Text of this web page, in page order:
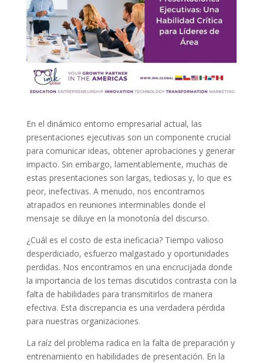
En el dinámico entorno empresarial actual, las
presentaciones ejecutivas son un componente crucial
para comunicar ideas, obtener aprobaciones y generar
impacto. Sin embargo, lamentablemente, muchas de
estas presentaciones son largas, tediosas y, lo que es
peor, inefectivas. A menudo, nos encontramos
atrapados en reuniones interminables donde el
mensaje se diluye en la monotonía del discurso.
¿Cuál es el costo de esta ineficacia? Tiempo valioso
desperdiciado, esfuerzo malgastado y oportunidades
perdidas. Nos encontramos en una encrucijada donde
la importancia de los temas discutidos contrasta con la
falta de habilidades para transmitirlos de manera
efectiva. Esta discrepancia es una verdadera pérdida
para nuestras organizaciones.
La raíz del problema radica en la falta de preparación y
entrenamiento en habilidades de presentación. En la